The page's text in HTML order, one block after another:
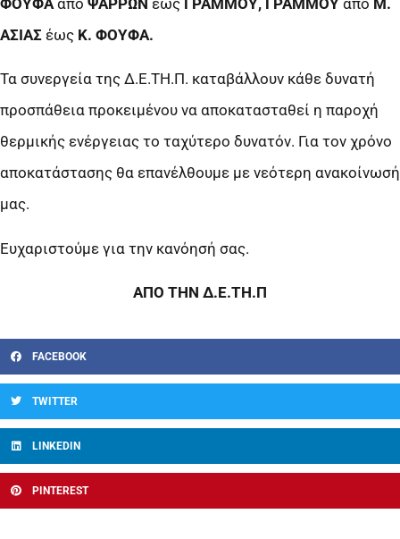
ΑΣΙΑΣ έως Κ. ΦΟΥΦΑ.
Τα συνεργεία της Δ.Ε.ΤΗ.Π. καταβάλλουν κάθε δυνατή
προσπάθεια προκειμένου να αποκατασταθεί η παροχή
θερμικής ενέργειας το ταχύτερο δυνατόν. Για τον χρόνο
αποκατάστασης θα επανέλθουμε με νεότερη ανακοίνωσή
μας.
Ευχαριστούμε για την κανόησή σας.
ΑΠΟ ΤΗΝ Δ.Ε.ΤΗ.Π
FACEBOOK
TWITTER
LINKEDIN
PINTEREST